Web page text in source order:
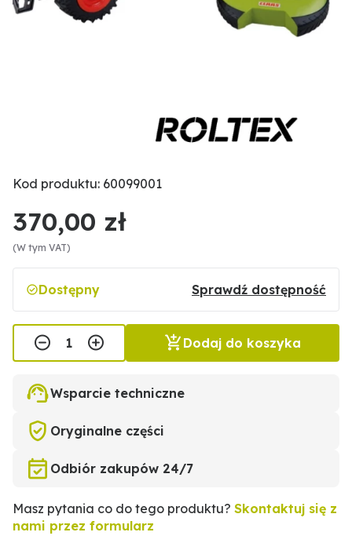
Kod produktu: 60099001
370,00 zł
(W tym VAT)
Dostępny Sprawdź dostępność
Dodaj do koszyka
Wsparcie techniczne
Oryginalne części
Odbiór zakupów 24/7
Masz pytania co do tego produktu? Skontaktuj się z
nami przez formularz